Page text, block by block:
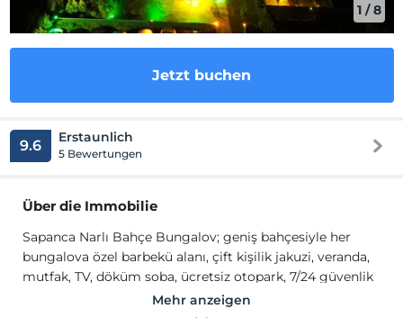
1 /8
Jetzt buchen
9.6 Erstaunlich
5 Bewertungen
Über die Immobilie
Sapanca Narlı Bahçe Bungalov; geniş bahçesiyle her
bungalova özel barbekü alanı, çift kişilik jakuzi, veranda,
mutfak, TV, döküm soba, ücretsiz otopark, 7/24 güvenlik
hizmeti ve izole ortam sunulmaktadır.
Mehr anzeigen